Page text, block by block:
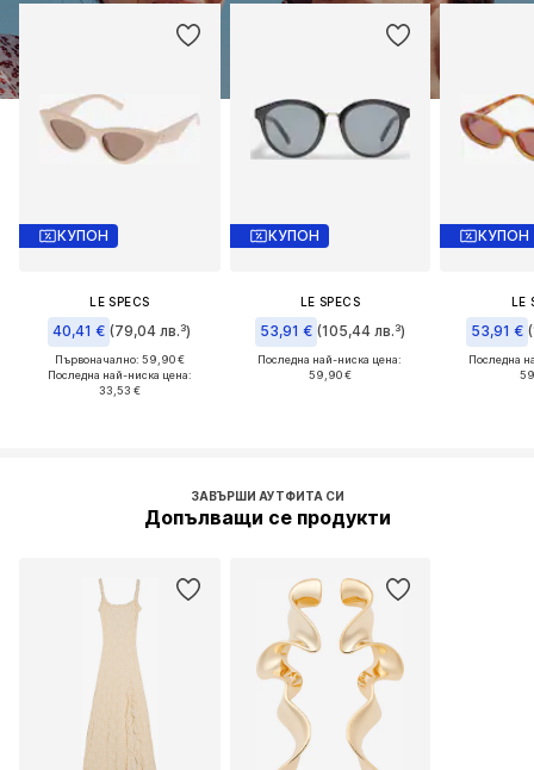
КУПОН
LE SPECS
40,41 € (79,04 лв.³)
Първоначално: 59,90 €
Последна най-ниска цена:
33,53 €
КУПОН
LE SPECS
53,91 € (105,44 лв.³)
Последна най-ниска цена:
59,90 €
КУПОН
LE
53,91 €
Последна
ЗАВЪРШИ АУТФИТА СИ
Допълващи се продукти